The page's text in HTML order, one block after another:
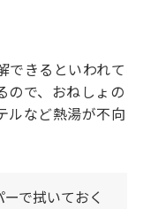
できるといわれて
ので、おねしょの
ルなど熱湯が不向
で拭いておく